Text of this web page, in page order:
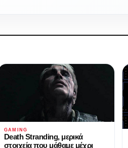
GAMING
Death Stranding, μερικά
στοιχεία που μάθαμε μέχρι